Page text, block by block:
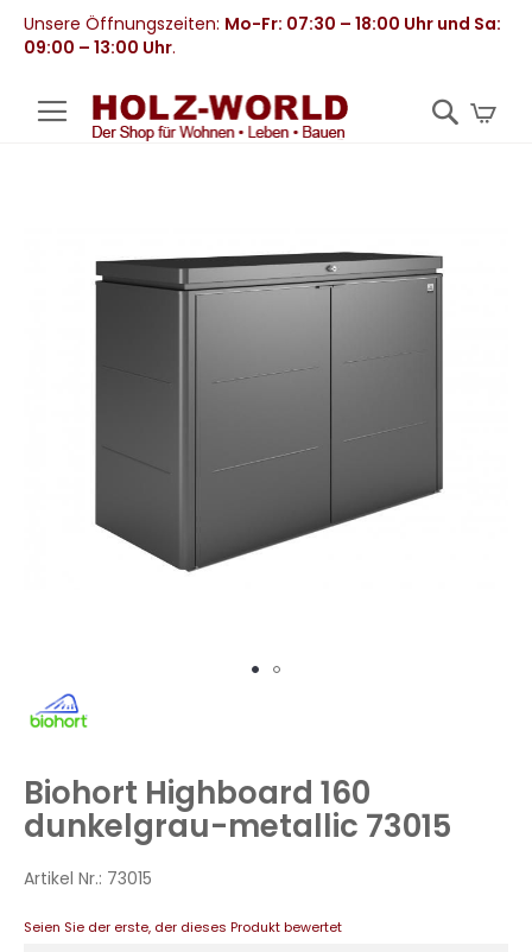
Unsere Öffnungszeiten: Mo-Fr: 07:30 – 18:00 Uhr und Sa:
09:00 – 13:00 Uhr.
Zum
Anfang
springen
Biohort Highboard 160
dunkelgrau-metallic 73015
Artikel Nr.: 73015
Seien Sie der erste, der dieses Produkt bewertet